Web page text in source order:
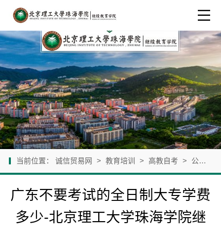
当前位置： 诚信贸易网 > 教育培训 > 高教自考 > 公司新闻
广东不要考试的全日制大专学费
多少-北京理工大学珠海学院继